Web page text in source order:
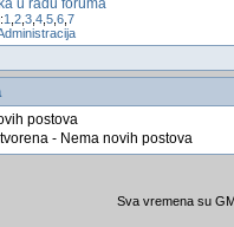
u radu foruma
1 2, 3, 4, 5, 6, 7
postova
- Nema novih postova
Sva vremena su